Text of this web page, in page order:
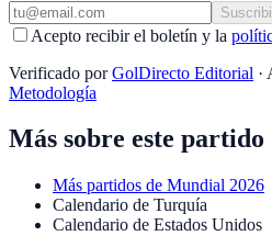
Acepto recibir el boletín y la
Verificado por GolDirecto Editorial ·
Metodología
Más sobre este partido
Más partidos de Mundial 2026
Calendario de Turquía
Calendario de Estados Unidos